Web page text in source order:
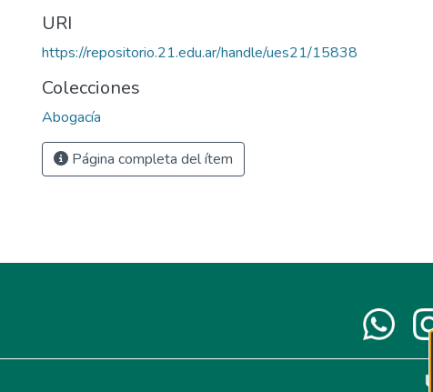
URI
https://repositorio.21.edu.ar/handle/ues21/15838
Colecciones
Abogacía
Página completa del ítem